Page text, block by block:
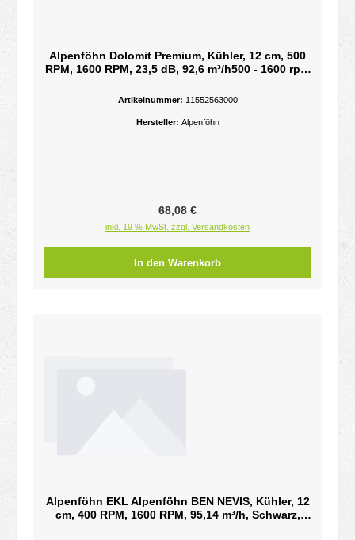
Alpenföhn Dolomit Premium, Kühler, 12 cm, 500
RPM, 1600 RPM, 23,5 dB, 92,6 m³/h500 - 1600 rpm
154 mm - 935 g
Artikelnummer: 11552563000
Hersteller: Alpenföhn
Regulärer Preis:
68,08 €
inkl. 19 % MwSt. zzgl. Versandkosten
In den Warenkorb
Alpenföhn EKL Alpenföhn BEN NEVIS, Kühler, 12
cm, 400 RPM, 1600 RPM, 95,14 m³/h, Schwarz,